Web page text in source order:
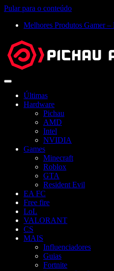
Pular para o conteúdo
Melhores Produtos Gamer –
Abrir
Últimas
Hardware
Pichau
AMD
Intel
NVIDIA
Games
Minecraft
Roblox
GTA
Resident Evil
EA FC
Free fire
LoL
VALORANT
CS
MAIS
Influenciadores
Guias
Fortnite